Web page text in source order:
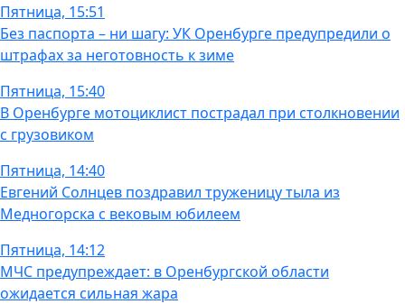
Пятница, 15:51
Без паспорта – ни шагу: УК Оренбурге предупредили о
штрафах за неготовность к зиме
Пятница, 15:40
В Оренбурге мотоциклист пострадал при столкновении
с грузовиком
Пятница, 14:40
Евгений Солнцев поздравил труженицу тыла из
Медногорска с вековым юбилеем
Пятница, 14:12
МЧС предупреждает: в Оренбургской области
ожидается сильная жара